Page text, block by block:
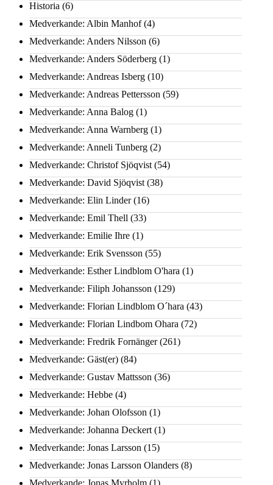
Historia (6)
Medverkande: Albin Manhof(4)
Medverkande: Anders Nilsson (6)
Medverkande: Anders Söderberg (1)
Medverkande: Andreas Isberg (10)
Medverkande: Andreas Pettersson (59)
Medverkande: Anna Balog (1)
Medverkande: Anna Warnberg (1)
Medverkande: Anneli Tunberg (2)
Medverkande: Christof Sjöqvist (54)
Medverkande: David Sjöqvist (38)
Medverkande: Elin Linder(16)
Medverkande: Emil Thell (33)
Medverkande: Emilie Ihre (1)
Medverkande: Erik Svensson (55)
Medverkande: Esther Lindblom O'hara (1)
Medverkande: Filiph Johansson (129)
Medverkande: Florian Lindblom O´hara (43)
Medverkande: Florian Lindbom Ohara (72)
Medverkande: Fredrik Fornänger(261)
Medverkande: Gäst(er) (84)
Medverkande: Gustav Mattsson (36)
Medverkande: Hebbe (4)
Medverkande: Johan Olofsson (1)
Medverkande: Johanna Deckert (1)
Medverkande: Jonas Larsson (15)
Medverkande: Jonas Larsson Olanders (8)
Medverkande: Jonas Myrholm (1)